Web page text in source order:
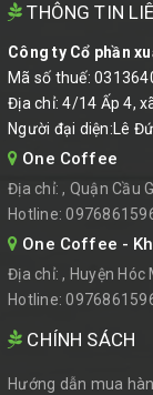
THÔNG TIN
Công ty Cổ phần
Mã số thuế:
Địa chỉ: 4/14 Ấp 4,
Người đại diện:Lê
One Coffee
Địa chỉ: , Quận Cầu
Hotline:
One Coffee -
Địa chỉ: , Huyện Hóc
Hotline:
CHÍNH SÁCH
Hướng dẫn mua